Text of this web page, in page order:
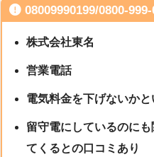
08009990199/0800-
株式会社東名
営業電話
電気料金を下げないか
留守電にしているのに
てくるとの口コミあり